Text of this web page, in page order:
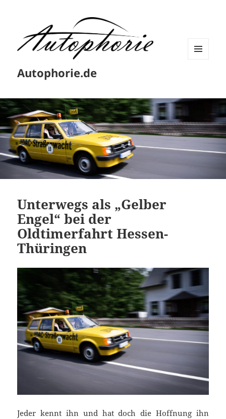
Autophorie.de
Unterwegs als „Gelber
Engel“ bei der
Oldtimerfahrt Hessen-
Thüringen
Jeder kennt ihn und hat doch die Hoffnung ihn